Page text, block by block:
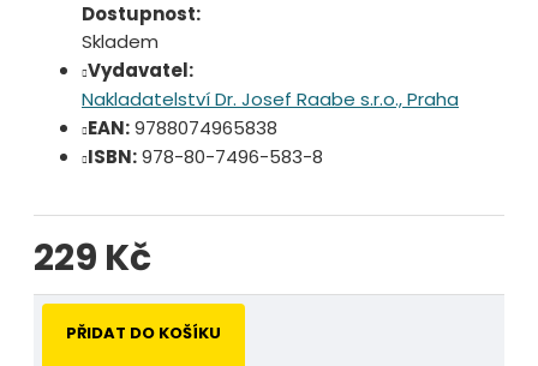
229 Kč
Dostupnost:
Skladem
Vydavatel:
Nakladatelství Dr. Josef Raabe s.r.o., Praha
EAN:9788074965838
ISBN:978-80-7496-583-8
PŘIDAT DO KOŠÍKU